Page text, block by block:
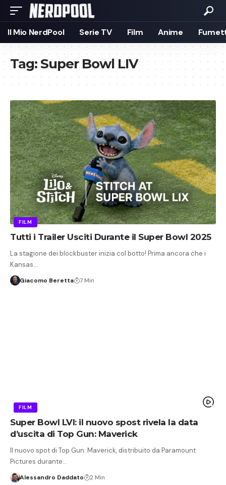
Il Mio NerdPool Serie TV Film Anime
Tag:Super Bowl LIV
FILM
Tutti i Trailer Usciti Durante il Super Bowl 2025
La stagione dei blockbuster inizia col botto! Prima ancora che i
Kansas…
Giacomo Beretta 7 Min
FILM
Super Bowl LVI: il nuovo spost rivela la data
d’uscita di Top Gun: Maverick
Il nuovo spot di Top Gun: Maverick, distribuito da Paramount
Pictures durante…
Alessandro Daddato 2 Min